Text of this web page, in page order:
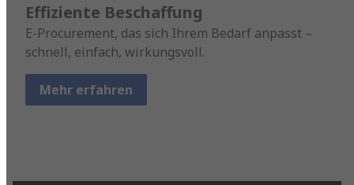
Effiziente Beschaffung
E-Procurement, das sich Ihrem Bedarf anpasst –
schnell, einfach, wirkungsvoll.
Mehr erfahren